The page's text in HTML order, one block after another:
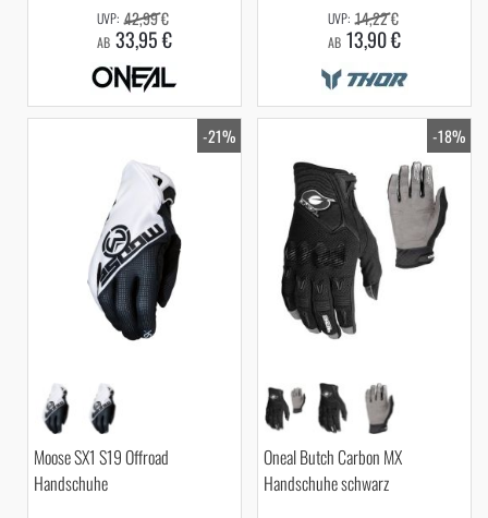
AB 33,95 €
42,99 €
AB 13,90 €
14,22 €
-21%
Moose SX1 S19 Offroad
Handschuhe
-18%
Oneal Butch Carbon MX
Handschuhe schwarz